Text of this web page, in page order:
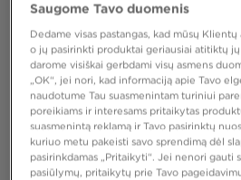
Saugome Tavo duomenis
Dedame visas pastangas, kad mūsų
o jų pasirinkti produktai geriausiai atitiktų
darome visiškai gerbdami visų asmens
„OK“, jei nori, kad informaciją apie Tavo
naudotume Tau suasmenintam turiniui
poreikiams ir interesams pritaikytas
suasmenintą reklamą ir Tavo pasirinktų
kuriuo metu pakeisti savo sprendimą dėl
pasirinkdamas „Pritaikyti“. Jei nenori gauti
pasiūlymų, pritaikytų prie Tavo